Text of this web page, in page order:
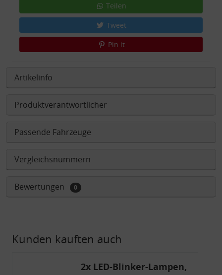
Teilen
Tweet
Pin it
Artikelinfo
Produktverantwortlicher
Passende Fahrzeuge
Vergleichsnummern
Bewertungen 0
Kunden kauften auch
2x LED-Blinker-Lampen,